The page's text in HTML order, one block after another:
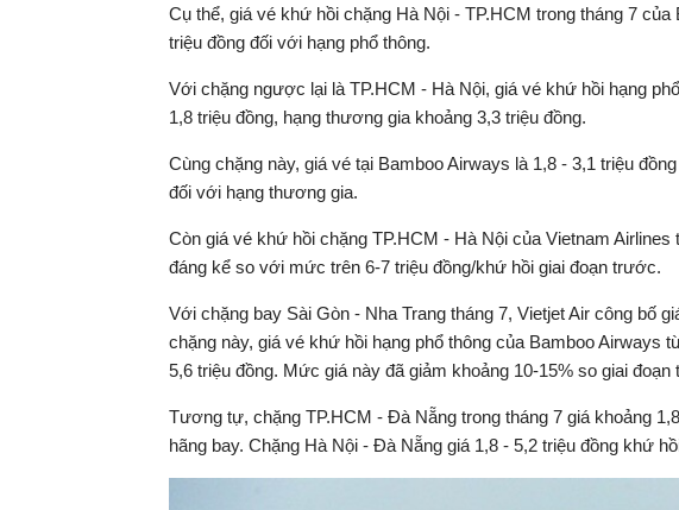
Cụ thể, giá vé khứ hồi chặng Hà Nội - TP.HCM trong tháng 7
triệu đồng đối với hạng phổ thông.
Với chặng ngược lại là TP.HCM - Hà Nội, giá vé khứ hồi hạng
1,8 triệu đồng, hạng thương gia khoảng 3,3 triệu đồng.
Cùng chặng này, giá vé tại Bamboo Airways là 1,8 - 3,1 triệu
đối với hạng thương gia.
Còn giá vé khứ hồi chặng TP.HCM - Hà Nội của Vietnam Airlines
đáng kể so với mức trên 6-7 triệu đồng/khứ hồi giai đoạn trước.
Với chặng bay Sài Gòn - Nha Trang tháng 7, Vietjet Air công bố
chặng này, giá vé khứ hồi hạng phổ thông của Bamboo Airways
5,6 triệu đồng. Mức giá này đã giảm khoảng 10-15% so giai đoạn
Tương tự, chặng TP.HCM - Đà Nẵng trong tháng 7 giá khoảng
hãng bay. Chặng Hà Nội - Đà Nẵng giá 1,8 - 5,2 triệu đồng khứ